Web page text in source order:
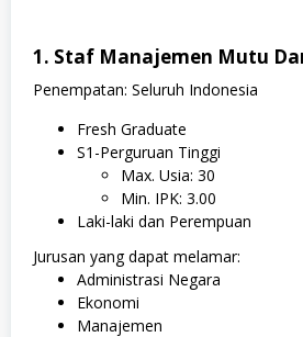
1. Staf Manajemen Mutu
Penempatan: Seluruh Indonesia
Fresh Graduate
S1-Perguruan Tinggi
Max. Usia: 30
Min. IPK: 3.00
Laki-laki dan Perempuan
Jurusan yang dapat melamar:
Administrasi Negara
Ekonomi
Manajemen